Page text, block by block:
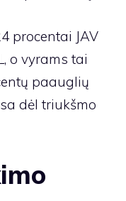
procentai JAV
o vyrams tai
paauglių
dėl triukšmo